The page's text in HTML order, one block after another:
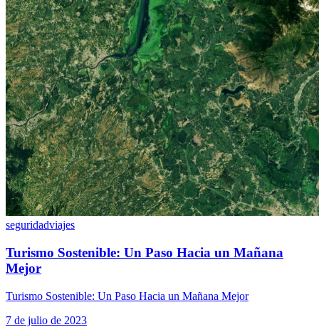
seguridadviajes
Turismo Sostenible: Un Paso Hacia un Mañana
Mejor
Turismo Sostenible: Un Paso Hacia un Mañana Mejor
7 de julio de 2023